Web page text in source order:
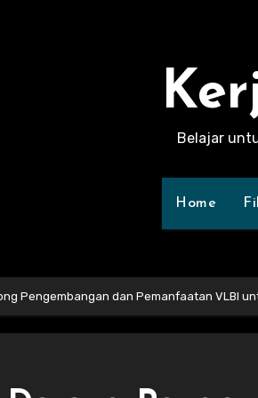
Belajar
Home
Pengembangan dan Pemanfaatan VLBI